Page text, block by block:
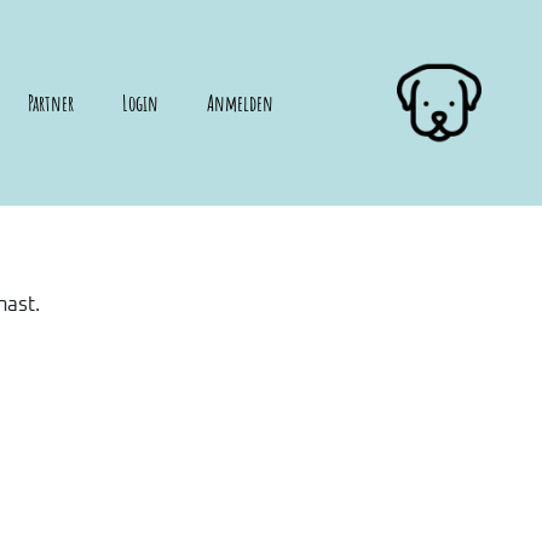
Partner Login Anmelden